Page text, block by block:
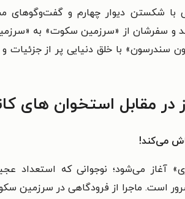
با شکستن دیوار چهارم و
سفرشان از «سرزمین سکوت» به
با خلق دنیایی پر از جزئیات و
در مقابل استخوان‌ های
می‌کند!
آغاز می‌شود؛ نوجوانی که استعداد
است. ماجرا از فرودگاهی در سرزمین